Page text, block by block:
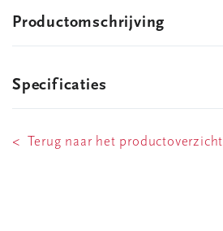
Productomschrijving
Specificaties
< Terug naar het productoverzicht